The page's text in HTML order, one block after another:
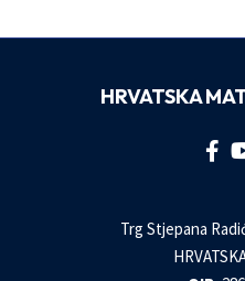
HRVATSKA
Trg Stjepana